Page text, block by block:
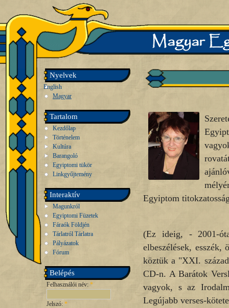
Nyelvek
English
Magyar
Tartalom
Kezdőlap
Történelem
Kultúra
Barangoló
Egyiptomi tükör
Linkgyűjtemény
Interaktív
Magunkról
Egyiptomi Füzetek
Fáraók Földjén
Tárlatról Tárlatra
Pályázatok
Fórum
Belépés
Felhasználói név: *
Jelszó: *
Egyiptom
(Ez ideig, - 2001-
elbeszélések,
köztük a "XXI.
CD-n. A Barátok
vagyok, s az
Legújabb verses-